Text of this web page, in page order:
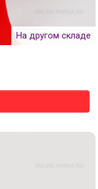
На другом складе